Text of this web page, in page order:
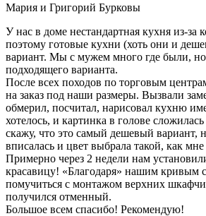
Мария и Григорий Бурковы
У нас в доме нестандартная кухня из-за
поэтому готовые кухни (хоть они и
вариант. Мы с мужем много где были,
подходящего варианта.
После всех походов по торговым
на заказ под наши размеры. Вызвали
обмерил, посчитал, нарисовал кухню
хотелось, и картинка в голове
скажу, что это самый дешевый вариант,
вписалась и цвет выбрала такой, как мне
Примерно через 2 недели нам
красавицу! «Благодаря» нашим кривым
помучиться с монтажом верхних
получился отменный.
Большое всем спасибо! Рекомендую!